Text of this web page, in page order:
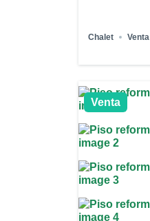
Chalet Venta
Venta